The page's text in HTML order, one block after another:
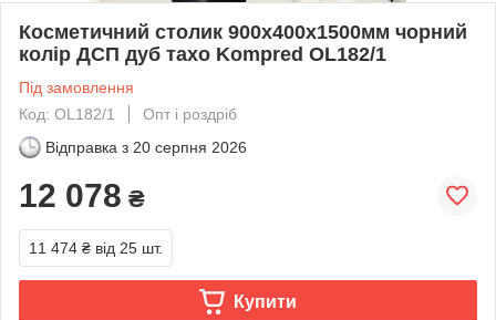
Косметичний столик 900х400х1500мм чорний
колір ДСП дуб тахо Kompred OL182/1
Під замовлення
Код: OL182/1
Опт і роздріб
Відправка з 20 серпня 2026
12 078 ₴
11 474 ₴ від 25 шт.
Купити